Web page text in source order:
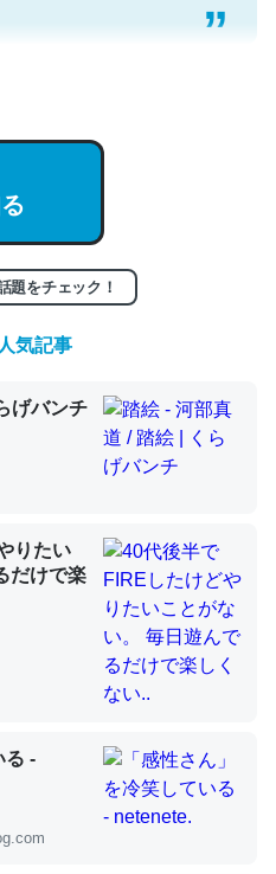
な良記事。/続編来た
entry/2023/03/27
察（１） - conceptualization
前の伏線」は回収されないけ
分量。進化すればするほど分
か。知らんかった。調べたら
ビの600分の1程度。
題をチェック！
気記事
げバンチ
りたい
だけで楽
る -